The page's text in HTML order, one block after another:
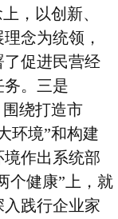
，以创新、
念为统领，
促进民营经
。三是
绕打造市
环境”和构建
作出系统部
个健康” 上，就
践行企业家